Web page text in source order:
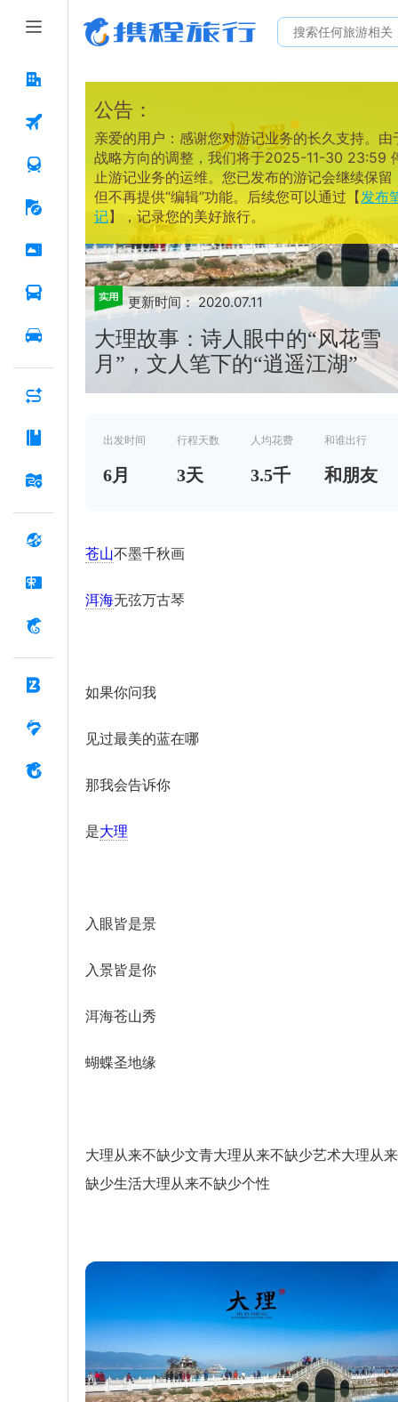
公告：
亲爱的用户：感谢您对游记业务的长久支持。由
战略方向的调整，我们将于2025-11-30 23:59
止游记业务的运维。您已发布的游记会继续保留
但不再提供“编辑”功能。后续您可以通过【发布
记】，记录您的美好旅行。
更新时间： 2020.07.11
大理故事：诗人眼中的“风花雪
月”，文人笔下的“逍遥江湖”
出发时间
6月
行程天数
3天
人均花费
3.5千
和谁出行
和朋友
苍山不墨千秋画
洱海无弦万古琴
如果你问我
见过最美的蓝在哪
那我会告诉你
是大理
入眼皆是景
入景皆是你
洱海苍山秀
蝴蝶圣地缘
大理从来不缺少文青大理从来不缺少艺术大理从
缺少生活大理从来不缺少个性